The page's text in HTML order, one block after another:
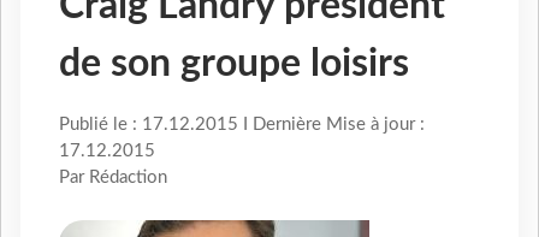
de son groupe loisirs
Publié le : 17.12.2015 I Dernière Mise à jour :
17.12.2015
Par Rédaction